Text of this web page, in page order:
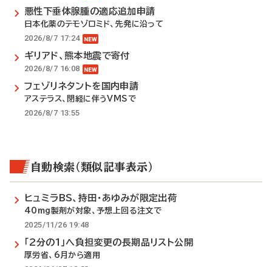
悪性下垂体腺腫の適応追加申請
日本化薬のテモゾロミド、先発に沿って
2026/8/7 17:24
ギリアド、熊本地震で寄付
2026/8/7 16:08
フェゾリネタントを国内申請
アステラス、閉経に伴うVMSで
2026/8/7 13:55
自動検索（類似記事表示）
ヒュミラBS、持田・あゆみが限定出荷
40mg製剤が対象、予想上回る注文で
2025/11/26 19:48
「2分の1」へ負担変更の長期品リスト公開
厚労省、6月から適用